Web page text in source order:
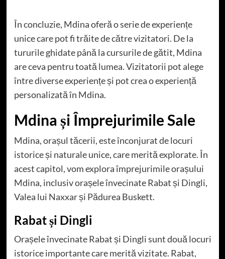
În concluzie, Mdina oferă o serie de experiențe
unice care pot fi trăite de către vizitatori. De la
tururile ghidate până la cursurile de gătit, Mdina
are ceva pentru toată lumea. Vizitatorii pot alege
între diverse experiențe și pot crea o experiență
personalizată în Mdina.
Mdina și Împrejurimile Sale
Mdina, orașul tăcerii, este înconjurat de locuri
istorice și naturale unice, care merită explorate. În
acest capitol, vom explora împrejurimile orașului
Mdina, inclusiv orașele învecinate Rabat și Dingli,
Valea lui Naxxar și Pădurea Buskett.
Rabat și Dingli
Orașele învecinate Rabat și Dingli sunt două locuri
istorice importante care merită vizitate. Rabat,